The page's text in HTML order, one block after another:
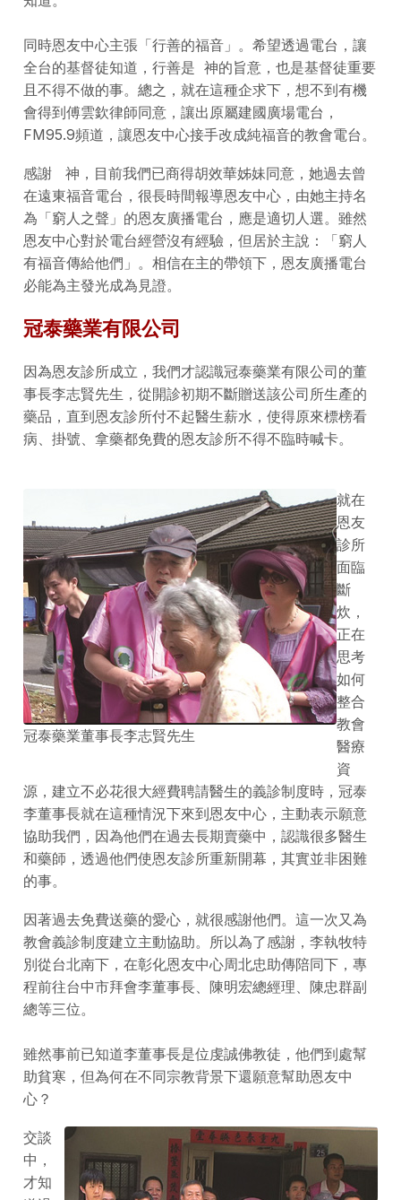
同時恩友中心主張「行善的福音」。希望透過電台，讓
全台的基督徒知道，行善是 神的旨意，也是基督徒重要
且不得不做的事。總之，就在這種企求下，想不到有機
會得到傅雲欽律師同意，讓出原屬建國廣場電台，
FM95.9頻道，讓恩友中心接手改成純福音的教會電台。
感謝 神，目前我們已商得胡效華姊妹同意，她過去曾
在遠東福音電台，很長時間報導恩友中心，由她主持名
為「窮人之聲」的恩友廣播電台，應是適切人選。雖然
恩友中心對於電台經營沒有經驗，但居於主說：「窮人
有福音傳給他們」。相信在主的帶領下，恩友廣播電台
必能為主發光成為見證。
冠泰藥業有限公司
因為恩友診所成立，我們才認識冠泰藥業有限公司的董
事長李志賢先生，從開診初期不斷贈送該公司所生產的
藥品，直到恩友診所付不起醫生薪水，使得原來標榜看
病、掛號、拿藥都免費的恩友診所不得不臨時喊卡。
冠泰藥業董事長李志賢先生
就在
恩友
診所
面臨
斷
炊，
正在
思考
如何
整合
教會
醫療
資
源，建立不必花很大經費聘請醫生的義診制度時，冠泰
李董事長就在這種情況下來到恩友中心，主動表示願意
協助我們，因為他們在過去長期賣藥中，認識很多醫生
和藥師，透過他們使恩友診所重新開幕，其實並非困難
的事。
因著過去免費送藥的愛心，就很感謝他們。這一次又為
教會義診制度建立主動協助。所以為了感謝，李執牧特
別從台北南下，在彰化恩友中心周北忠助傳陪同下，專
程前往台中市拜會李董事長、陳明宏總經理、陳忠群副
總等三位。
雖然事前已知道李董事長是位虔誠佛教徒，他們到處幫
助貧寒，但為何在不同宗教背景下還願意幫助恩友中
心？
交談
中，
才知